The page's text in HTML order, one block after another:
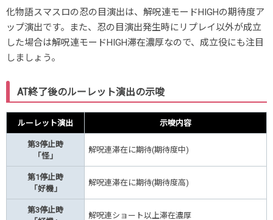
化物語スマスロの忍の目演出は、解呪連モード HIGHの期待度ア
ップ演出です。また、忍の目演出発生時にリプレイ以外が成立
した場合は解呪連モードHIGH滞在濃厚なので、成立役にも注目
しましょう。
AT終了後のルーレット演出の示唆
ルーレット演出 示唆内容
第3停止時
「怪」
解呪連滞在に期待(期待度中)
第1停止時
「好機」
解呪連滞在に期待(期待度高)
第3停止時
解呪連ショート以上滞在濃厚